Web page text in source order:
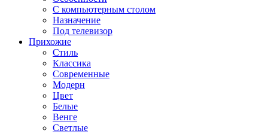
С компьютерным столом
Назначение
Под телевизор
Прихожие
Стиль
Классика
Современные
Модерн
Цвет
Белые
Венге
Светлые